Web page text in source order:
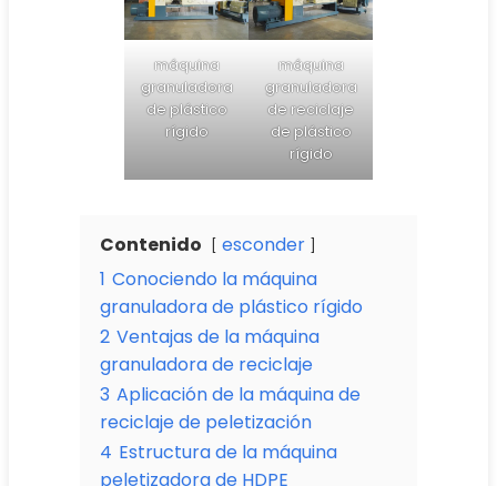
máquina
granuladora
de plástico
rígido
máquina
granuladora
de reciclaje
de plástico
rígido
Contenido
esconder
1 Conociendo la máquina
granuladora de plástico rígido
2 Ventajas de la máquina
granuladora de reciclaje
3 Aplicación de la máquina de
reciclaje de peletización
4 Estructura de la máquina
peletizadora de HDPE